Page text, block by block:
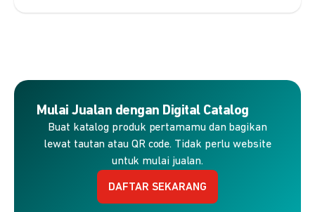
Mulai Jualan dengan Digital Catalog
Buat katalog produk pertamamu dan bagikan
lewat tautan atau QR code. Tidak perlu website
untuk mulai jualan.
DAFTAR SEKARANG